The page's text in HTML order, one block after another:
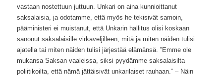
vastaan nostettuun juttuun. Unkari on aina kunnioittanut
saksalaisia, ja odotamme, että myös he tekisivät samoin,
pääministeri ei muistanut, että Unkarin hallitus olisi koskaan
sanonut saksalaisille virkaveljilleen, mitä ja miten näiden tulisi
ajatella tai miten näiden tulisi järjestää elämänsä. ”Emme ole
mukansa Saksan vaaleissa, siksi pyydämme saksalaisilta
poliitikoilta, että nämä jättäisivät unkarilaiset rauhaan.” – Näin